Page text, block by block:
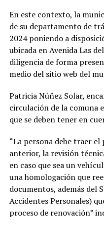
En este contexto, la
de su departamento de
2024 poniendo a
ubicada en Avenida Las
diligencia de forma
medio del sitio web del
Patricia Núñez Solar,
circulación de la comuna
que se deben tener en
“La persona debe traer
anterior, la revisión
en caso que sea un
una homologación que
documentos, además del
Accidentes Personales)
proceso de renovación”